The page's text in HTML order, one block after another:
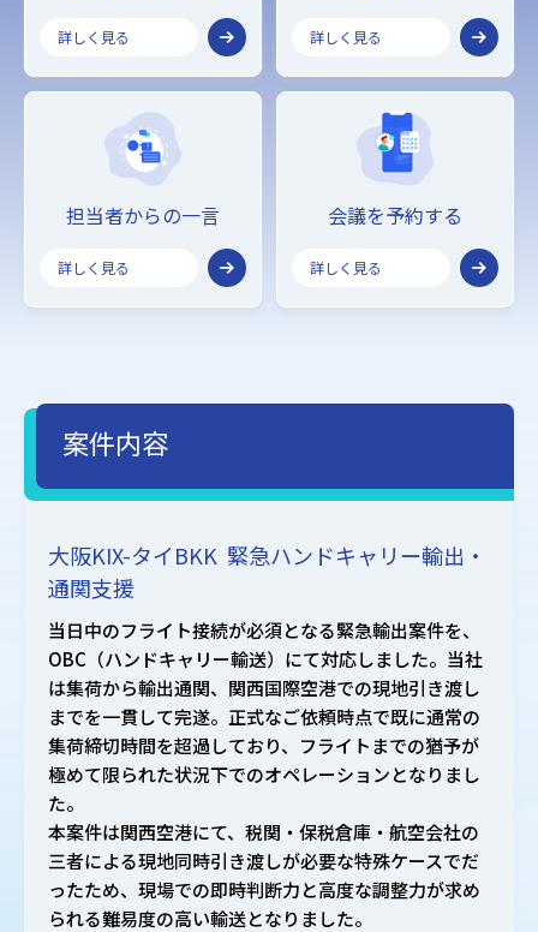
詳しく見る 詳しく見る
担当者からの一言
詳しく見る
会議を予約する
詳しく見る
案件内容
大阪KIX-タイBKK 緊急ハンドキャリー輸出・
通関支援
当日中のフライト接続が必須となる緊急輸出案件を、
OBC（ハンドキャリー輸送）にて対応しました。当社
は集荷から輸出通関、関西国際空港での現地引き渡し
までを一貫して完遂。正式なご依頼時点で既に通常の
集荷締切時間を超過しており、フライトまでの猶予が
極めて限られた状況下でのオペレーションとなりまし
た。
本案件は関西空港にて、税関・保税倉庫・航空会社の
三者による現地同時引き渡しが必要な特殊ケースでだ
ったため、現場での即時判断力と高度な調整力が求め
られる難易度の高い輸送となりました。